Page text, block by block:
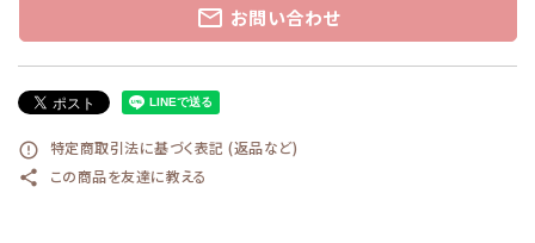
mail_outline お問い合わせ
error_outline 特定商取引法に基づく表記 (返品など)
share この商品を友達に教える